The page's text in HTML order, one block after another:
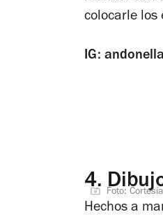
colocarle los
IG: andonella
4. Foto:
Hechos a